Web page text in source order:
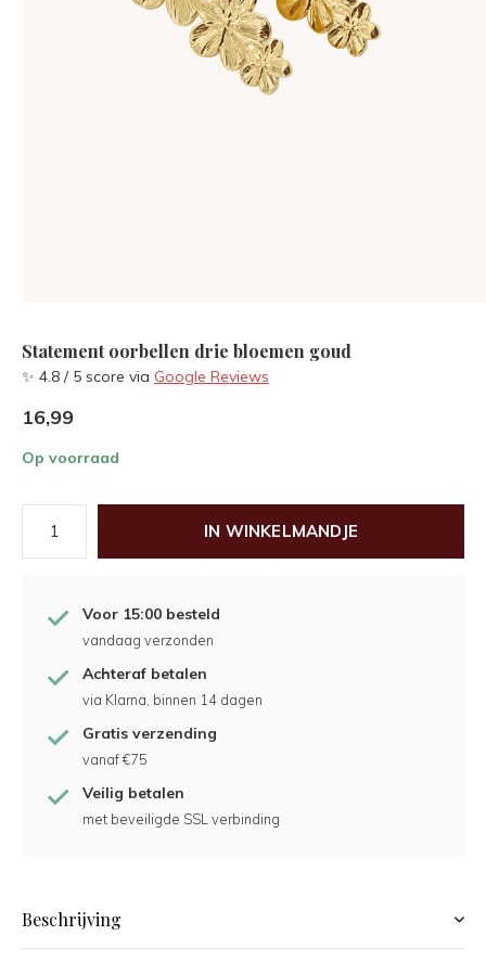
Statement oorbellen drie bloemen goud
✨ 4.8 / 5 score via Google Reviews
16,99
Op voorraad
IN WINKELMANDJE
Voor 15:00 besteld
vandaag verzonden
Achteraf betalen
via Klarna, binnen 14 dagen
Gratis verzending
vanaf €75
Veilig betalen
met beveiligde SSL verbinding
Beschrijving